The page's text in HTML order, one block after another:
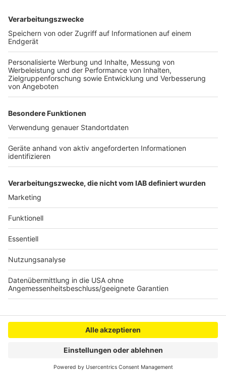
Kaninchen sollten ebenfalls vor Zugluft geschützt
sein. Außerdem sind eine gute Isolierung am Stall
sowie genug Heu und Stroh wichtig. Eine
Rückzugsmöglichkeit im Stall kann ebenfalls helfen.
Auch eine Vogelvoliere für Wellensittiche und
Kanarienvögel sollte gut isoliert sein.
Rückzugsmöglichkeiten sind auch für die Vögel
wichtig.
Wer einen Teich hat, kann die Fische auch dort
80 cm tief und sauber sein. Außerdem darf er nie ganz
zufrieren, damit noch genügend Sauerstoff vorhanden
Anzeige
Anzeige